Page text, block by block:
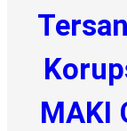
MAKI